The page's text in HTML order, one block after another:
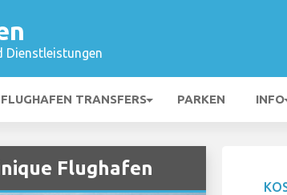
Dienstleistungen
FLUGHAFEN TRANSFERS PARKEN INFO
Flughafen